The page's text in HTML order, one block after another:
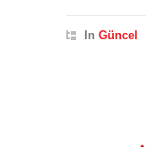
In Güncel